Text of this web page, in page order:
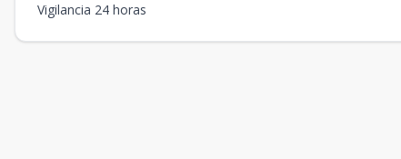
Vigilancia 24 horas